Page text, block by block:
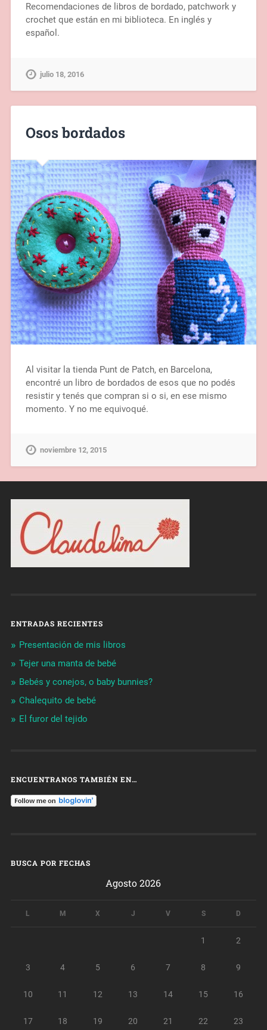
Recomendaciones de libros de bordado, patchwork y
crochet que están en mi biblioteca. En inglés y
español.
julio 18, 2016
Osos bordados
Al visitar la tienda Punt de Patch, en Barcelona,
encontré un libro de bordados de esos que no podés
resistir y tenés que compran si o si, en ese mismo
momento. Y no me equivoqué.
noviembre 12, 2015
ENTRADAS RECIENTES
Presentación de mis libros
Tejer una manta de bebé
Bebés y conejos, o baby bunnies?
Chalequito de bebé
El furor del tejido
ENCUENTRANOS TAMBIÉN EN…
BUSCA POR FECHAS
Agosto 2026
L M X J V S D
1 2
3 4 5 6 7 8 9
10 11 12 13 14 15 16
17 18 19 20 21 22 23